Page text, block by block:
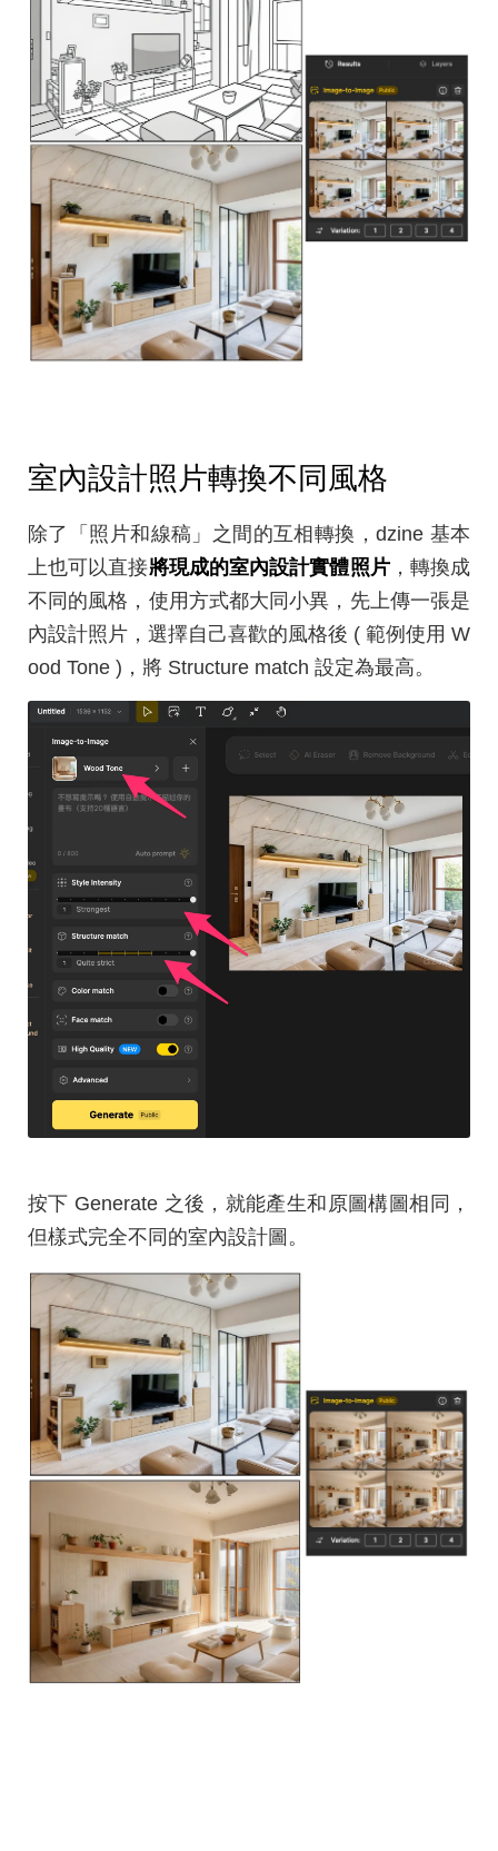
室內設計照片轉換不同風格
除了「照片和線稿」之間的互相轉換，dzine 基本
上也可以直接將現成的室內設計實體照片，轉換成
不同的風格，使用方式都大同小異，先上傳一張是
內設計照片，選擇自己喜歡的風格後 ( 範例使用 W
ood Tone )，將 Structure match 設定為最高。
按下 Generate 之後，就能產生和原圖構圖相同，
但樣式完全不同的室內設計圖。